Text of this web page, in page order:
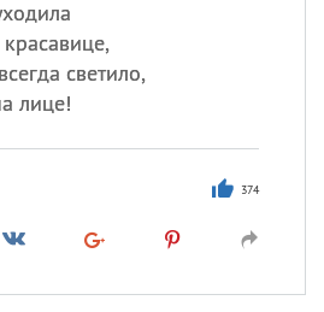
светило,
лице!
374